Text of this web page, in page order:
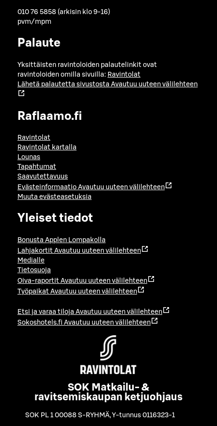
010 76 5858 (arkisin klo 9-16)
pvm/mpm
Palaute
Yksittäisten ravintoloiden palautelinkit ovat
ravintoloiden omilla sivuilla: Ravintolat
Lähetä palautetta sivustosta Avautuu uuteen välilehteen
Raflaamo.fi
Ravintolat
Ravintolat kartalla
Lounas
Tapahtumat
Saavutettavuus
Evästeinformaatio Avautuu uuteen välilehteen
Muuta evästeasetuksia
Yleiset tiedot
Bonusta Applen Lompakolla
Lahjakortit Avautuu uuteen välilehteen
Medialle
Tietosuoja
Oiva-raportit Avautuu uuteen välilehteen
Työpaikat Avautuu uuteen välilehteen
Etsi ja varaa tiloja Avautuu uuteen välilehteen
Sokoshotels.fi Avautuu uuteen välilehteen
SOK Matkailu- &
ravitsemiskaupan ketjuohjaus
SOK PL 1 00088 S-RYHMÄ,Y-tunnus 0116323-1